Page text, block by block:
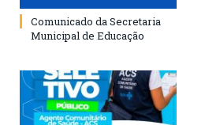
Comunicado da Secretaria
Municipal de Educação